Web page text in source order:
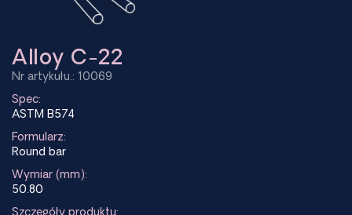
Alloy C-22
Nr artykułu.: 10069
Spec:
ASTM B574
Formularz:
Round bar
Wymiar (mm):
50.80
Szczegóły produktu: